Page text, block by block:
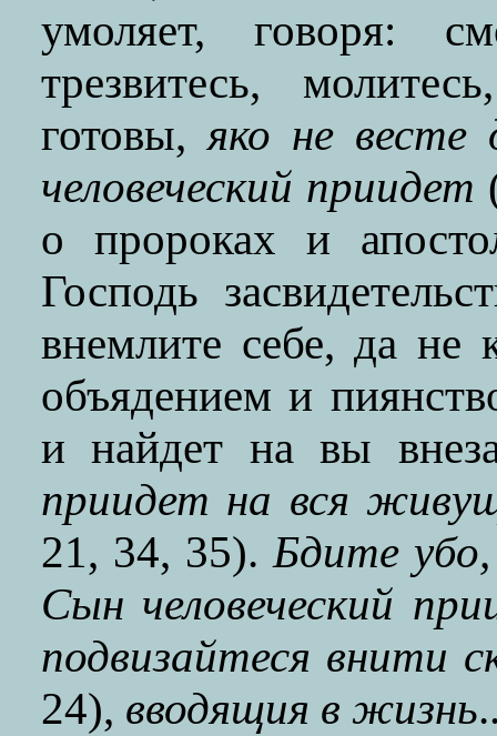
умоляет, говоря:
трезвитесь,
готовы,яко не
человеческий приидет
о пророках и
Господь
внемлите себе, да не
объядением и
и найдет на вы
приидет на вся
21, 34, 35).Бдите
Сын человеческий
подвизайтеся внити
24), вводящия в жизнь